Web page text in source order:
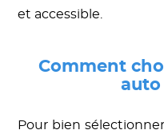
et accessible.
Comment
auto
Pour bien